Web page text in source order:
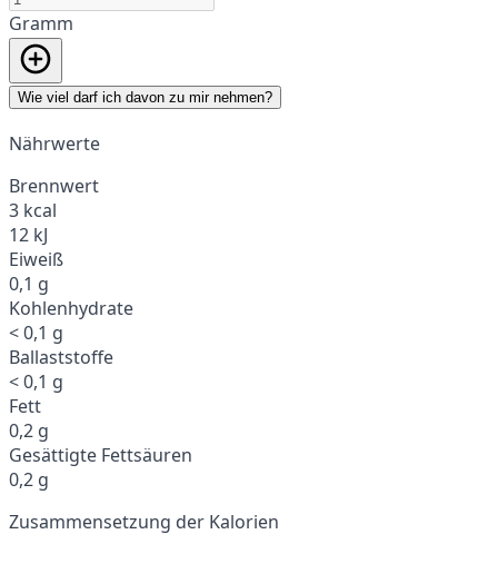
Gramm
Wie viel darf ich davon zu mir nehmen?
Nährwerte
Brennwert
3 kcal
12 kJ
Eiweiß
0,1 g
Kohlenhydrate
< 0,1 g
Ballaststoffe
< 0,1 g
Fett
0,2 g
Gesättigte Fettsäuren
0,2 g
Zusammensetzung der Kalorien